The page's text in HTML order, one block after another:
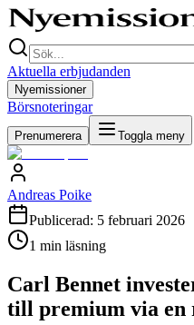
Aktuella erbjudanden
Nyemissioner
Börsnoteringar
Prenumerera Toggla meny
Andreas Poike
Publicerad: 5 februari 2026
1 min läsning
Carl Bennet
till premium via en